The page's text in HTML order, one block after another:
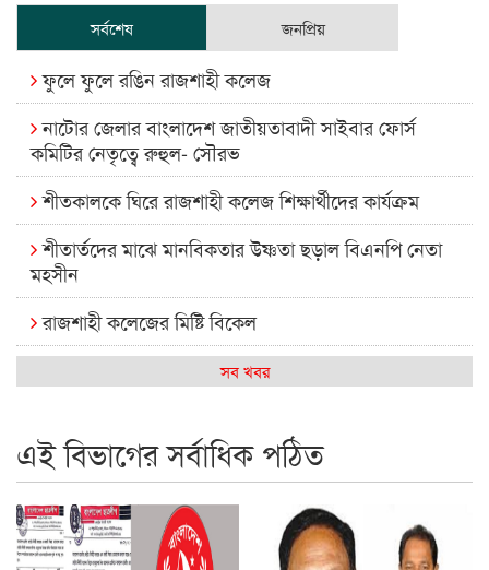
সর্বশেষ জনপ্রিয়
ফুলে ফুলে রঙিন রাজশাহী কলেজ
নাটোর জেলার বাংলাদেশ জাতীয়তাবাদী সাইবার ফোর্স
কমিটির নেতৃত্বে রুহুল- সৌরভ
শীতকালকে ঘিরে রাজশাহী কলেজ শিক্ষার্থীদের কার্যক্রম
শীতার্তদের মাঝে মানবিকতার উষ্ণতা ছড়াল বিএনপি নেতা
মহসীন
রাজশাহী কলেজের মিষ্টি বিকেল
কেমন আছে আমাদের দেশের মধ্যবিত্তরা
রাজশাইন একাডেমির ফল প্রকাশ ও পুরস্কার বিতরণ
রাজশাহী কলেজের শিক্ষার্থী শাখাওয়াত পেলেন স্টার এক্সিলেন্স
অ্যাওয়ার্ড
সব খবর
এই বিভাগের সর্বাধিক পঠিত